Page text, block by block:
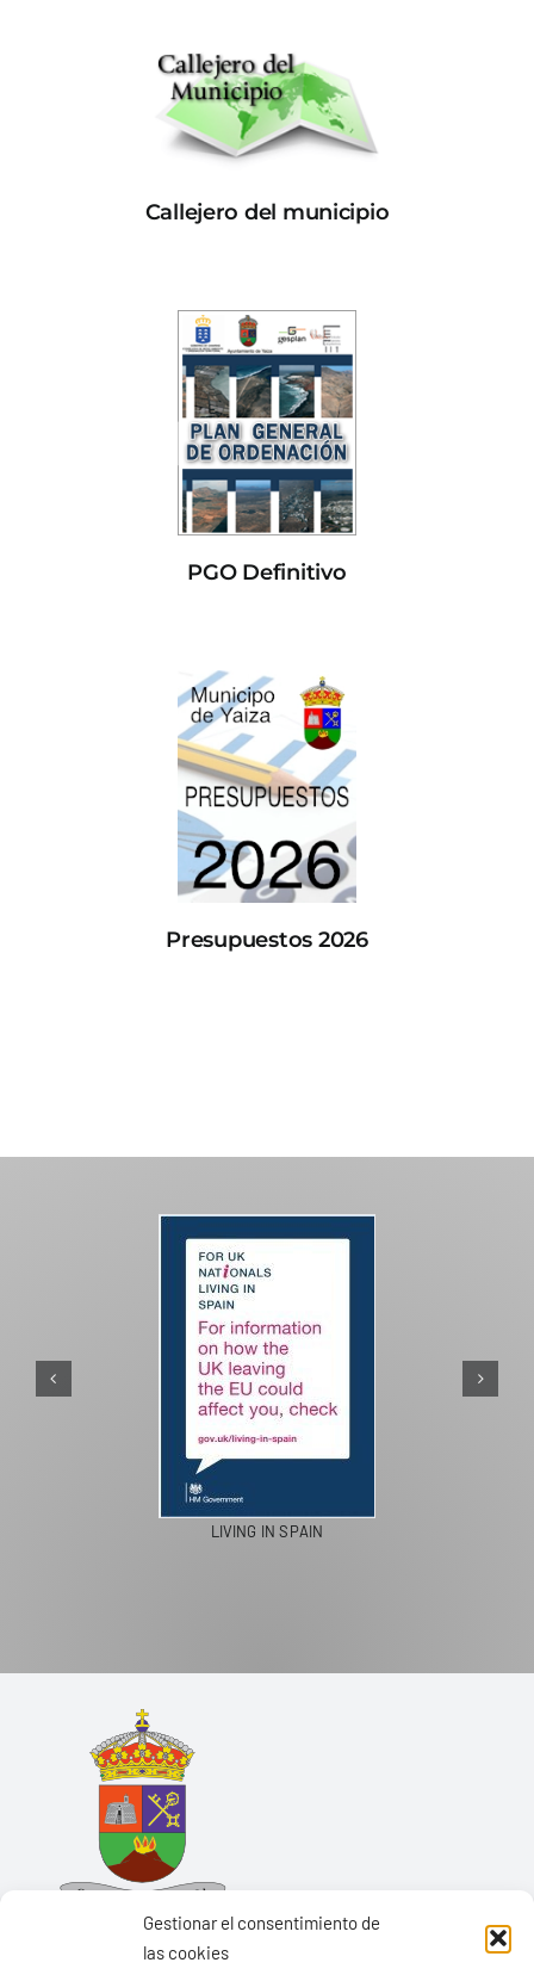
Gestionar el consentimiento de
las cookies
Callejero del municipio
PGO Definitivo
Presupuestos 2026
LIVING IN SPAIN